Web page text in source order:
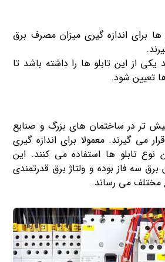
ها برای اندازه گیری میزان مصرف برق
یکی از این تابلو ها را داشته باشد تا
تعیین شود.
بیش تر در ساختمان های بزرگ و صنایع
می گیرند. معمولا برای اندازه گیری
نوع تابلو ها استفاده می کنند. این
سه فاز بوده و ولتاژ برق قدرتمندی
مختلف می رساند.